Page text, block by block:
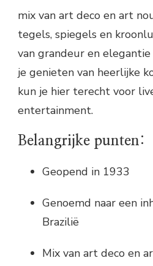
mix van art deco en art
tegels, spiegels en
van grandeur en
je genieten van heerlijke
kun je hier terecht voor
entertainment.
Belangrijke punten:
Geopend in 1933
Genoemd naar een
Brazilië
Mix van art deco en